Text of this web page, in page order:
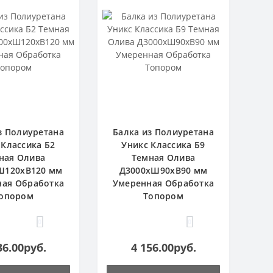
Полиуретана
Б2
Олива
мм
Обработка
Балка из Полиуретана
Уникс Классика Б9
Темная Олива
Д3000хШ90хВ90 мм
Умеренная Обработка
Топором
4 156.00руб.